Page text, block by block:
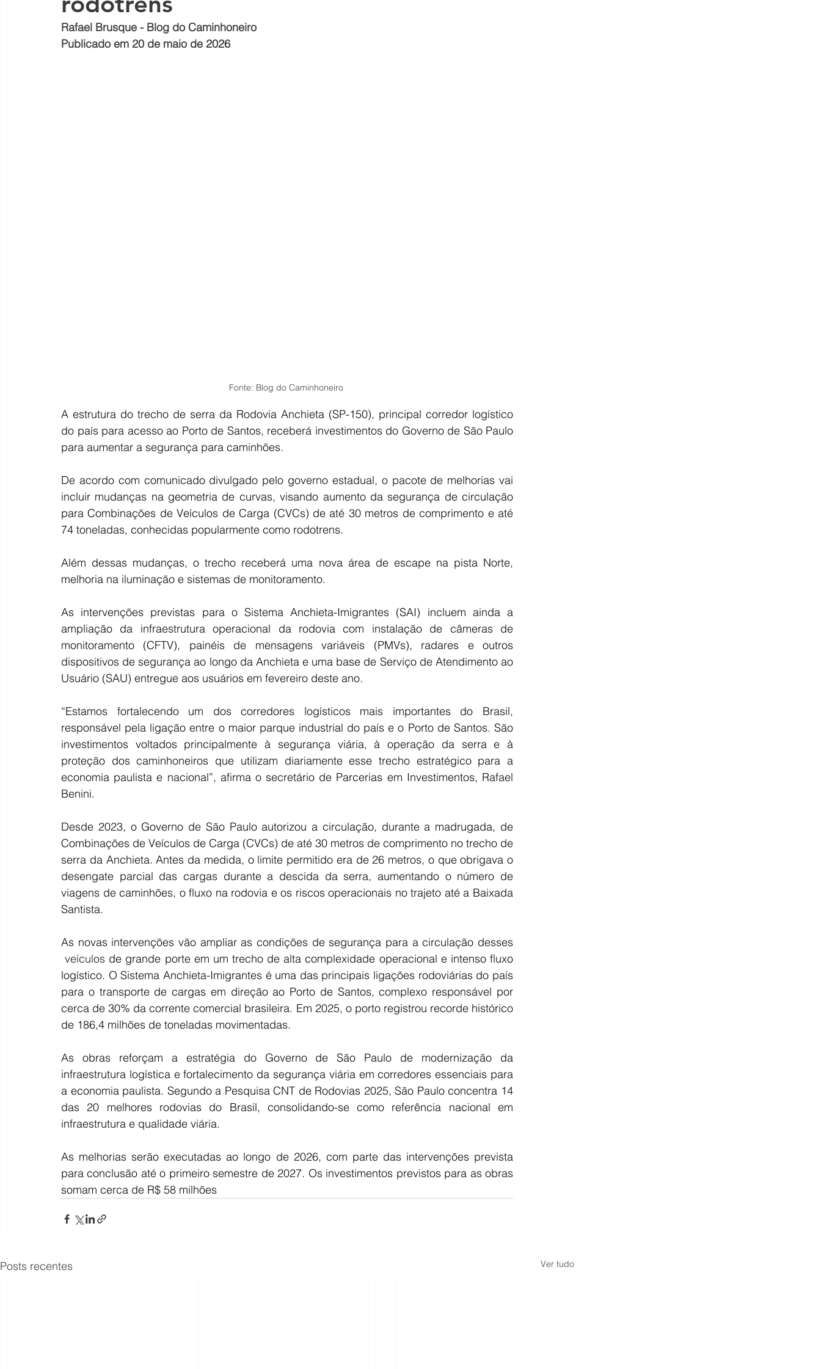
Rafael Brusque - Blog do Caminhoneiro
Publicado em 20 de maio de 2026
Fonte: Blog do Caminhoneiro
A estrutura do trecho de serra da Rodovia Anchieta (SP-150), principal corredor logístico
do país para acesso ao Porto de Santos, receberá investimentos do Governo de São Paulo
para aumentar a segurança para caminhões.
De acordo com comunicado divulgado pelo governo estadual, o pacote de melhorias vai
incluir mudanças na geometria de curvas, visando aumento da segurança de circulação
para Combinações de Veículos de Carga (CVCs) de até 30 metros de comprimento e até
74 toneladas, conhecidas popularmente como rodotrens.
Além dessas mudanças, o trecho receberá uma nova área de escape na pista Norte,
melhoria na iluminação e sistemas de monitoramento.
As intervenções previstas para o Sistema Anchieta-Imigrantes (SAI) incluem ainda a
ampliação da infraestrutura operacional da rodovia com instalação de câmeras de
monitoramento (CFTV), painéis de mensagens variáveis (PMVs), radares e outros
dispositivos de segurança ao longo da Anchieta e uma base de Serviço de Atendimento ao
Usuário (SAU) entregue aos usuários em fevereiro deste ano.
“Estamos fortalecendo um dos corredores logísticos mais importantes do Brasil,
responsável pela ligação entre o maior parque industrial do país e o Porto de Santos. São
investimentos voltados principalmente à segurança viária, à operação da serra e à
proteção dos caminhoneiros que utilizam diariamente esse trecho estratégico para a
economia paulista e nacional”, afirma o secretário de Parcerias em Investimentos, Rafael
Benini.
Desde 2023, o Governo de São Paulo autorizou a circulação, durante a madrugada, de
Combinações de Veículos de Carga (CVCs) de até 30 metros de comprimento no trecho de
serra da Anchieta. Antes da medida, o limite permitido era de 26 metros, o que obrigava o
desengate parcial das cargas durante a descida da serra, aumentando o número de
viagens de caminhões, o fluxo na rodovia e os riscos operacionais no trajeto até a Baixada
Santista.
veículos de grande porte em um trecho de alta complexidade operacional e intenso fluxo
logístico. O Sistema Anchieta-Imigrantes é uma das principais ligações rodoviárias do país
para o transporte de cargas em direção ao Porto de Santos, complexo responsável por
cerca de 30% da corrente comercial brasileira. Em 2025, o porto registrou recorde histórico
de 186,4 milhões de toneladas movimentadas.
As obras reforçam a estratégia do Governo de São Paulo de modernização da
infraestrutura logística e fortalecimento da segurança viária em corredores essenciais para
a economia paulista. Segundo a Pesquisa CNT de Rodovias 2025, São Paulo concentra 14
das 20 melhores rodovias do Brasil, consolidando-se como referência nacional em
infraestrutura e qualidade viária.
As melhorias serão executadas ao longo de 2026, com parte das intervenções prevista
para conclusão até o primeiro semestre de 2027. Os investimentos previstos para as obras
somam cerca de R$ 58 milhões
Posts recentes Ver tudo